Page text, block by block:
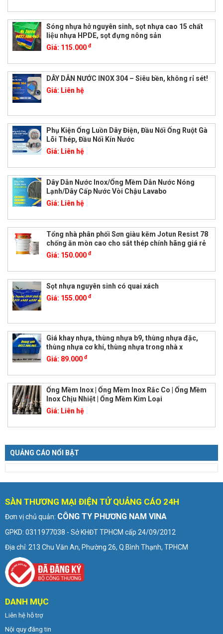
Sóng nhựa hở nguyên sinh, sọt nhựa cao 15 chất
liệu nhựa HPDE, sọt đựng nông sản
Giá: 115.000 đ
DÂY DẪN NƯỚC INOX 304 – Siêu bền, không rỉ sét!
Giá: Liên hệ
Phụ Kiện Ống Luồn Dây Điện, Đầu Nối Ống Ruột Gà
Lõi Thép, Đầu Nối Kín Nước
Giá: Liên hệ
Dây Dẫn Nước Inox/Ống Mềm Dẫn Nước Nóng
Lạnh/Dây Cấp Nước Vòi Chậu Lavabo
Giá: Liên hệ
Tổng nhà phân phối Sơn giàu kẽm Jotun Resist 78
chống ăn mòn cao cho sắt thép chính hãng giá rẻ
Giá: 150.000 đ
Sọt nhựa nguyên sinh có quai xách
Giá: 155.000 đ
Giá khay nhựa, thùng nhựa b9, thùng nhựa đặc,
thùng nhựa cơ khí, thùng nhựa trong nhà x
Giá: 89.000 đ
Ống Mềm Inox | Ống Mềm Inox Rắc Co | Ống Mềm
Inox Chịu Nhiệt | Ống Mềm Kim Loại
Giá: Liên hệ
QUẢNG CÁO NỔI BẬT
SÀN THƯƠNG MẠI ĐIỆN TỬ QUẢNG CÁO 24H
Đơn vị chủ quản: CÔNG TY PHƯƠNG NAM VINA
GPKD: 0311977038 - Sở KHĐT TPHCM cấp 24/09/2012
Địa chỉ: 213 Chu Văn An, Phường 26, Q.Bình Thạnh, TPHCM
DANH MỤC
Liên hệ hỗ trợ
Nội quy đăng tin